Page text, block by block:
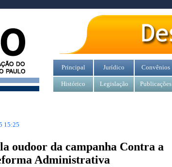
Principal Jurídico Convênios
Histórico Legislação Publicações
15:25
oudoor da campanha Contra a
Administrativa